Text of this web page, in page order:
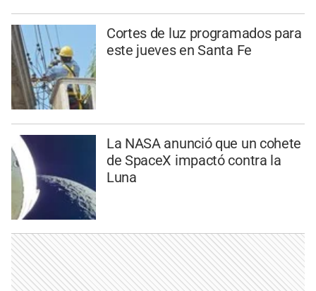
Cortes de luz programados para
este jueves en Santa Fe
La NASA anunció que un cohete
de SpaceX impactó contra la
Luna